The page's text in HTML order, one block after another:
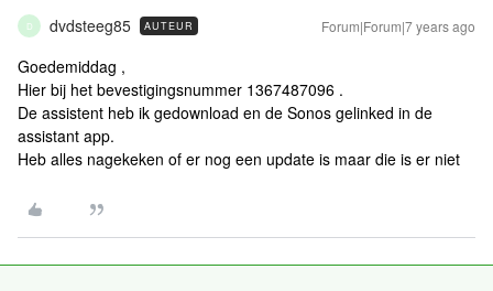
D dvdsteeg85 AUTEUR Forum|Forum|7 years ago
Goedemiddag ,
Hier bij het bevestigingsnummer 1367487096 .
De assistent heb ik gedownload en de Sonos gelinked in de
assistant app.
Heb alles nagekeken of er nog een update is maar die is er niet